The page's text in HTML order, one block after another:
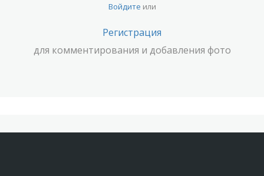
Войдите или
Регистрация
для комментирования и добавления фото